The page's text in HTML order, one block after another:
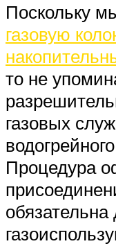
Поскольку
газовую
то не
газовых
Процедура